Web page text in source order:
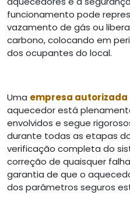
funcionamento pode
vazamento de gás ou
carbono, colocando em
dos ocupantes do local.
Uma empresa autorizada
aquecedor está
envolvidos e segue
durante todas as etapas
verificação completa do
correção de quaisquer
garantia de que o
dos parâmetros seguros